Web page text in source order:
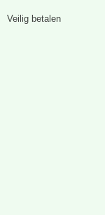
Veilig betalen